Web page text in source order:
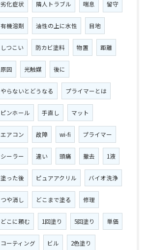
劣化症状 隣人トラブル 喘息 留守
有機溶剤 油性の上に水性 目地
しつこい 防カビ塗料 物置 距離
原因 光触媒 後に
やらないとどうなる プライマーとは
ピンホール 手直し マット
エアコン 故障 wi-fi プライマー
シーラー 違い 頭痛 撤去 1液
塗った後 ピュアアクリル バイオ洗浄
つや消し どこまで塗る 修理
どこに頼む 1回塗り 5回塗り 単価
コーティング ビル 2色塗り